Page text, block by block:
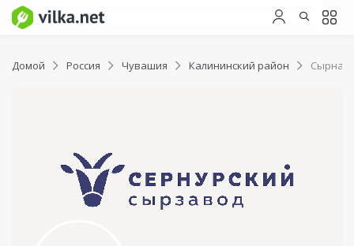
Домой Россия Чувашия Калининский район Сырная